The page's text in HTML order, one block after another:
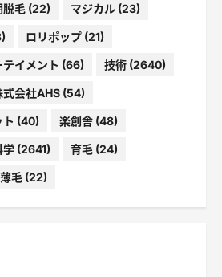
脱毛(22) マジカル(23)
ロリポップ(21)
イメント (66) 技術(2640)
式会社AHS(54)
(40) 楽創舎(48)
学(2641) 育毛(24)
薄毛(22)